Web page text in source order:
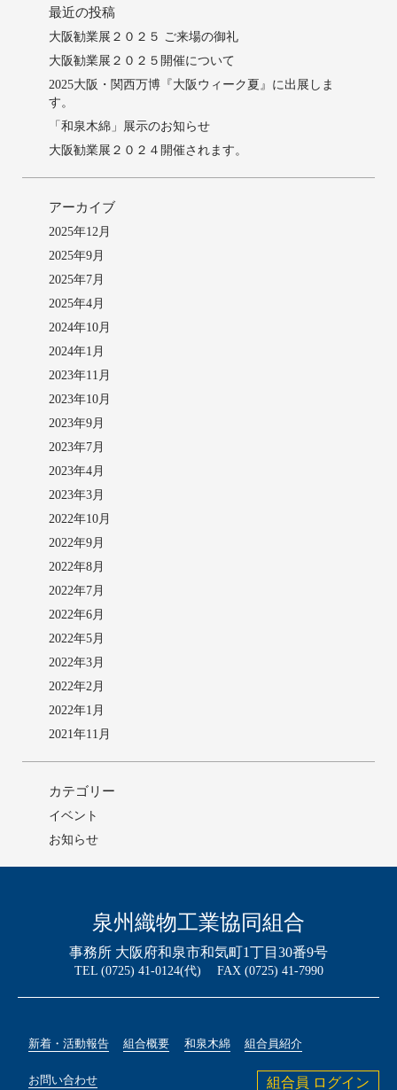
ョ
ン
c
h
f
o
r:
最近の投稿
大阪勧業展２０２５ ご来場の御礼
大阪勧業展２０２５開催について
2025大阪・関西万博『大阪ウィーク夏』に出展しま
す。
「和泉木綿」展示のお知らせ
大阪勧業展２０２４開催されます。
アーカイブ
2025年12月
2025年9月
2025年7月
2025年4月
2024年10月
2024年1月
2023年11月
2023年10月
2023年9月
2023年7月
2023年4月
2023年3月
2022年10月
2022年9月
2022年8月
2022年7月
2022年6月
2022年5月
2022年3月
2022年2月
2022年1月
2021年11月
カテゴリー
イベント
お知らせ
泉州織物工業協同組合
事務所 大阪府和泉市和気町1丁目30番9号
TEL (0725) 41-0124(代) FAX (0725) 41-7990
組合員 ログイン
新着・活動報告 組合概要 和泉木綿 組合員紹介
お問い合わせ